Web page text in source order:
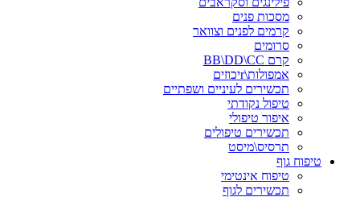
מסכות פנים
קרמים לפנים וצוואר
סרומים
קרם BB\DD\CC
אמפולות\rיכוזים
תכשירים לעיניים ושפתיים
טיפול נקודתי
איפור טיפולי
תכשירים טיפולים
תרסיס\מיסט
טיפוח גוף
טיפוח אינטימי
תכשירים לגוף